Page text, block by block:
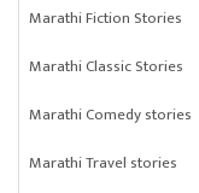
Marathi Fiction Stories
Marathi Classic Stories
Marathi Comedy stories
Marathi Travel stories